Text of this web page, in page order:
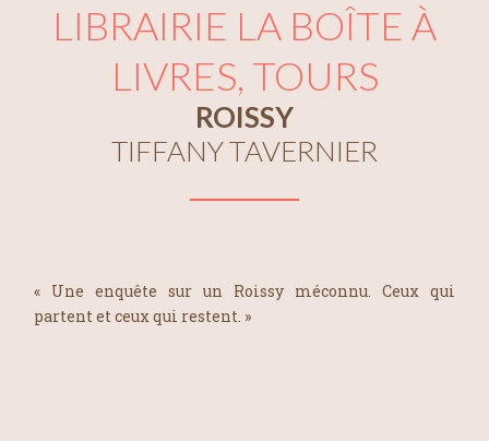
LIBRAIRIE LA BOÎTE À
LIVRES, TOURS
ROISSY
TIFFANY TAVERNIER
« Une enquête sur un Roissy méconnu. Ceux qui
partent et ceux qui restent. »